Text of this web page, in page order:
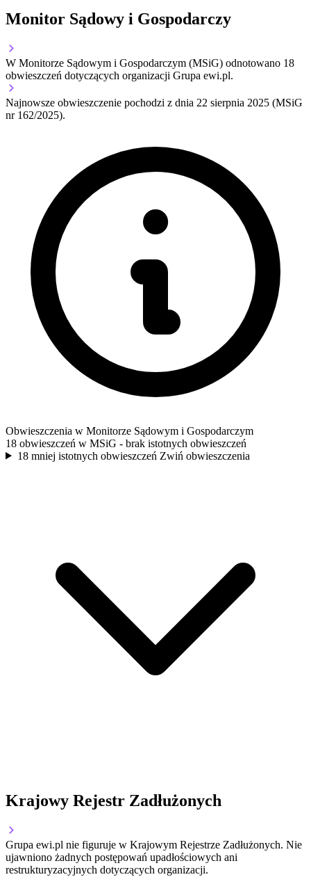
Monitor Sądowy i Gospodarczy
W Monitorze Sądowym i Gospodarczym (MSiG) odnotowano 18
obwieszczeń dotyczących organizacji Grupa ewi.pl.
Najnowsze obwieszczenie pochodzi z dnia 22 sierpnia 2025 (MSiG
nr 162/2025).
Obwieszczenia w Monitorze Sądowym i Gospodarczym
18 obwieszczeń w MSiG - brak istotnych obwieszczeń
18 mniej istotnych obwieszczeń Zwiń obwieszczenia
Krajowy Rejestr Zadłużonych
Grupa ewi.pl nie figuruje w Krajowym Rejestrze Zadłużonych. Nie
ujawniono żadnych postępowań upadłościowych ani
restrukturyzacyjnych dotyczących organizacji.